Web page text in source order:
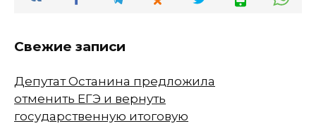
Свежие записи
Депутат Останина предложила
отменить ЕГЭ и вернуть
государственную итоговую